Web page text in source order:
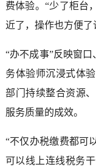
费体验。“少了柜台
近了，操作也方便了
“办不成事”反映窗
务体验师沉浸式体
部门持续整合资源
服务质量的成效。
“不仅办税缴费都可
可以线上连线税务